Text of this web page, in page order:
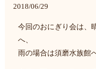
2018/06/29
今回のおにぎり会は、
へ、
雨の場合は須磨水族館